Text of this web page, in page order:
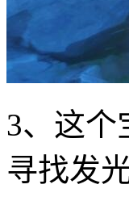
3、这个
寻找发